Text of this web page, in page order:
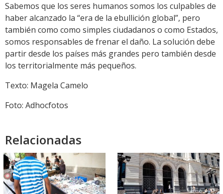
Sabemos que los seres humanos somos los culpables de
haber alcanzado la “era de la ebullición global”, pero
también como como simples ciudadanos o como Estados,
somos responsables de frenar el daño. La solución debe
partir desde los países más grandes pero también desde
los territorialmente más pequeños.
Texto: Magela Camelo
Foto: Adhocfotos
Relacionadas